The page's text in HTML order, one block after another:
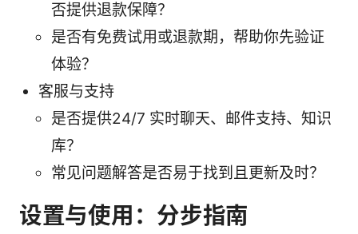
否提供退款保障？
是否有免费试用或退款期，帮助你先验证
体验？
客服与支持
是否提供24/7 实时聊天、邮件支持、知识
库？
常见问题解答是否易于找到且更新及时？
设置与使用：分步指南